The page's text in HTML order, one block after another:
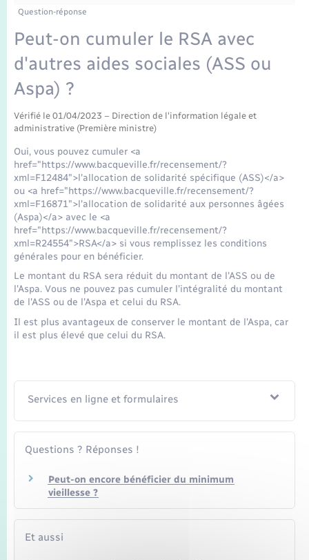
Etat-civil - Papiers - Citoyenneté
Mariage – PACS
Parrainage civil
Recensement
Logement - Urbanisme
Loisirs
Nouvel habitant
Numérique
Organisation d’événement
Sécurité - Prévention
Transports scolaires
Voirie et espace public
Travaux - Autorisation d’occupation de l’espace
Compétences
Plan interactif
Présentation de la commune
Publications
La Communauté de communes
Question-réponse
Peut-on cumuler le RSA avec
d'autres aides sociales (ASS ou
Aspa) ?
Vérifié le 01/04/2023 – Direction de l'information légale et
administrative (Première ministre)
Oui, vous pouvez cumuler <a
href="https://www.bacqueville.fr/recensement/?
xml=F12484">l'allocation de solidarité spécifique (ASS)</a>
ou <a href="https://www.bacqueville.fr/recensement/?
xml=F16871">l'allocation de solidarité aux personnes âgées
(Aspa)</a> avec le <a
href="https://www.bacqueville.fr/recensement/?
xml=R24554">RSA</a> si vous remplissez les conditions
générales pour en bénéficier.
Le montant du RSA sera réduit du montant de l'ASS ou de
l'Aspa. Vous ne pouvez pas cumuler l'intégralité du montant
de l'ASS ou de l'Aspa et celui du RSA.
Il est plus avantageux de conserver le montant de l'Aspa, car
il est plus élevé que celui du RSA.
Services en ligne et formulaires
Questions ? Réponses !
Peut-on encore bénéficier du minimum
vieillesse ?
Et aussi